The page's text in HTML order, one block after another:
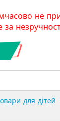
не
для дітей